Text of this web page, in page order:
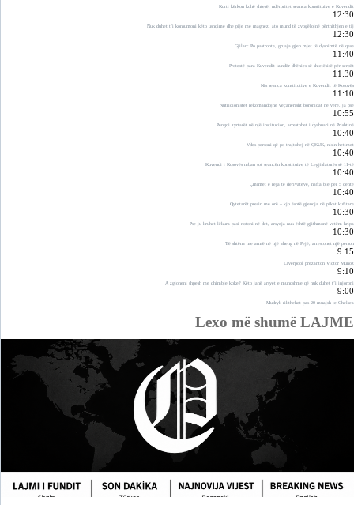
Kurti kërkon kohë shtesë, ndërpritet seanca konstituive e Kuvendit
12:30
Nuk duhet t’i konsumoni këto ushqime dhe pije me magnez, ato mund të zvogëlojnë përthithjen e tij
12:30
Gjilan: Po pastronte, gruaja gjen mjet të dyshimtë në qese
11:40
Protestë para Kuvendit kundër dhënies së shtetësisë për serbët
11:30
Nis seanca konstitutive e Kuvendit të Kosovës
11:10
Nutricionistët rekomandojnë veçanërisht boronicat në verë, ja pse
10:55
Pengoi zyrtarët në një institucion, arrestohet i dyshuari në Prishtinë
10:40
Vdes personi që po trajtohej në QKUK, nisin hetimet
10:40
Kuvendi i Kosovës mban sot seancën konstituive të Legjislaturës së 11-të
10:40
Çmimet e reja të derivateve, nafta bie për 5 centë
10:40
Qytetarët presin me orë – kjo është gjendja në pikat kufitare
10:30
Pse ju kruhet lëkura pasi notoni në det, arsyeja nuk është gjithmonë vetëm kripa
10:30
Të shtëna me armë në një aheng në Pejë, arrestohet një person
9:15
Liverpool prezanton Victor Munoz
9:10
A zgjoheni shpesh me dhimbje koke? Këto janë arsyet e mundshme që nuk duhet t’i injoroni
9:00
Mudryk rikthehet pas 20 muajsh te Chelsea
Lexo më shumë LAJME